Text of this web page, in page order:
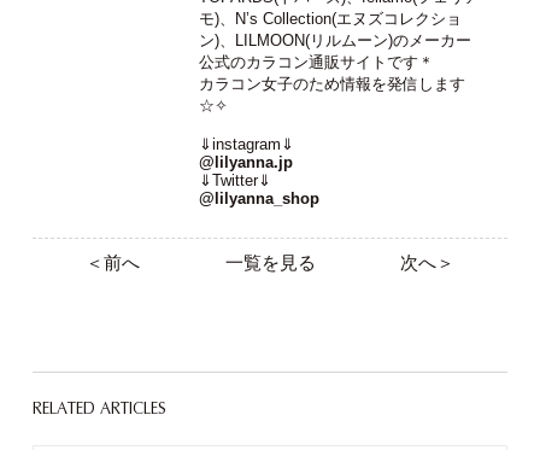
モ)、N’s Collection(エヌズコレクショ
ン)、LILMOON(リルムーン)のメーカー
公式のカラコン通販サイトです＊
カラコン女子のため情報を発信します
☆✧
⇓instagram⇓
@lilyanna.jp
⇓Twitter⇓
@lilyanna_shop
＜前へ 一覧を見る 次へ＞
RELATED ARTICLES